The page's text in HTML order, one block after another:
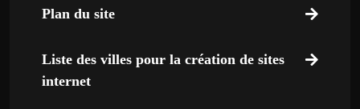
Plan du site
Liste des villes pour la création de sites
internet